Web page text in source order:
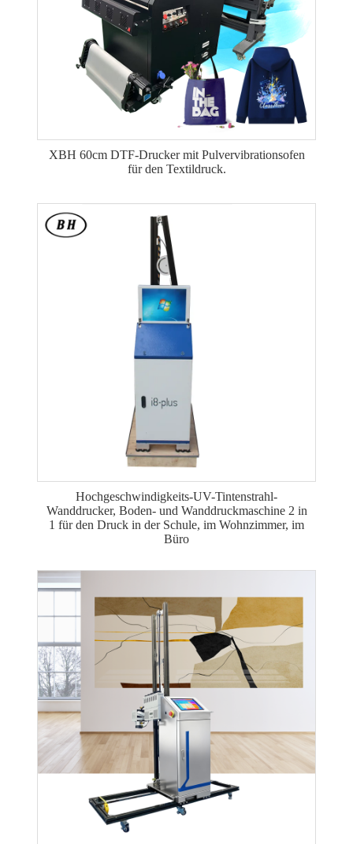
XBH 60cm DTF-Drucker mit Pulvervibrationsofen
für den Textildruck.
Hochgeschwindigkeits-UV-Tintenstrahl-
Wanddrucker, Boden- und Wanddruckmaschine 2 in
1 für den Druck in der Schule, im Wohnzimmer, im
Büro